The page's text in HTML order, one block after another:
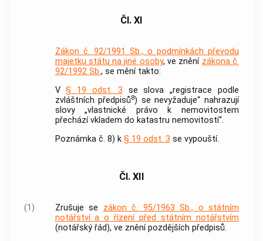
Čl. XI
Zákon č. 92/1991 Sb., o podmínkách převodu
majetku státu na jiné osoby, ve znění zákona č.
92/1992 Sb., se mění takto:
V§ 19 odst. 3 se slova „registrace podle
zvláštních předpisů8) se nevyžaduje“ nahrazují
slovy „vlastnické právo k nemovitostem
přechází vkladem do katastru nemovitostí“.
Poznámka č. 8) k § 19 odst. 3 se vypouští.
Čl. XII
(1) Zrušuje se zákon č. 95/1963 Sb., o státním
notářství a o řízení před státním notářstvím
(notářský řád), ve znění pozdějších předpisů.